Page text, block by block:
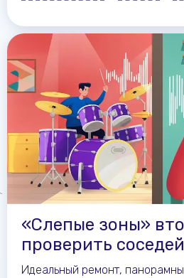
«Слепые зоны»
проверить
покупки
Идеальный ремонт,